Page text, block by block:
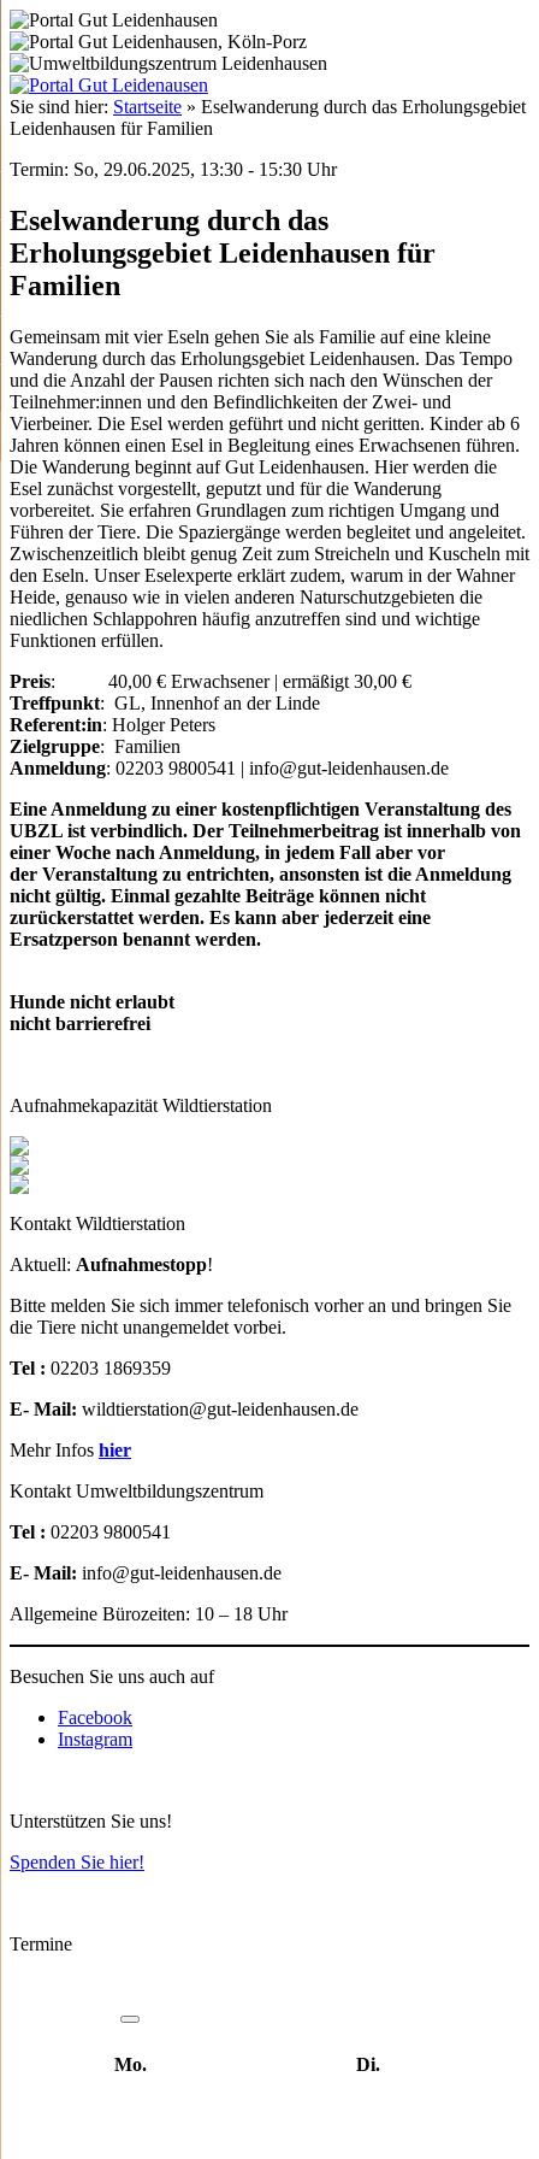
Sie sind hier: Startseite » Eselwanderung durch das Erholungsgebiet
Leidenhausen für Familien
Termin: So, 29.06.2025, 13:30 - 15:30 Uhr
Eselwanderung durch das
Erholungsgebiet Leidenhausen für
Familien
Gemeinsam mit vier Eseln gehen Sie als Familie auf eine kleine
Wanderung durch das Erholungsgebiet Leidenhausen. Das Tempo
und die Anzahl der Pausen richten sich nach den Wünschen der
Teilnehmer:innen und den Befindlichkeiten der Zwei- und
Vierbeiner. Die Esel werden geführt und nicht geritten. Kinder ab 6
Jahren können einen Esel in Begleitung eines Erwachsenen führen.
Die Wanderung beginnt auf Gut Leidenhausen. Hier werden die
Esel zunächst vorgestellt, geputzt und für die Wanderung
vorbereitet. Sie erfahren Grundlagen zum richtigen Umgang und
Führen der Tiere. Die Spaziergänge werden begleitet und angeleitet.
Zwischenzeitlich bleibt genug Zeit zum Streicheln und Kuscheln mit
den Eseln. Unser Eselexperte erklärt zudem, warum in der Wahner
Heide, genauso wie in vielen anderen Naturschutzgebieten die
niedlichen Schlappohren häufig anzutreffen sind und wichtige
Funktionen erfüllen.
Preis: 40,00 € Erwachsener | ermäßigt 30,00 €
Treffpunkt: GL, Innenhof an der Linde
Referent:in: Holger Peters
Zielgruppe: Familien
Anmeldung: 02203 9800541 | info@gut-leidenhausen.de
Eine Anmeldung zu einer kostenpflichtigen Veranstaltung des
UBZL ist verbindlich. Der Teilnehmerbeitrag ist innerhalb von
einer Woche nach Anmeldung, in jedem Fall aber vor
der Veranstaltung zu entrichten, ansonsten ist die Anmeldung
nicht gültig. Einmal gezahlte Beiträge können nicht
zurückerstattet werden. Es kann aber jederzeit eine
Ersatzperson benannt werden.
Hunde nicht erlaubt
nicht barrierefrei
Aufnahmekapazität Wildtierstation
Kontakt Wildtierstation
Aktuell: Aufnahmestopp!
Bitte melden Sie sich immer telefonisch vorher an und bringen Sie
die Tiere nicht unangemeldet vorbei.
Tel : 02203 1869359
E- Mail: wildtierstation@gut-leidenhausen.de
Mehr Infos hier
Kontakt Umweltbildungszentrum
Tel : 02203 9800541
E- Mail: info@gut-leidenhausen.de
Allgemeine Bürozeiten: 10 – 18 Uhr
Besuchen Sie uns auch auf
Facebook
Instagram
Unterstützen Sie uns!
Spenden Sie hier!
Termine
Mo. Di.